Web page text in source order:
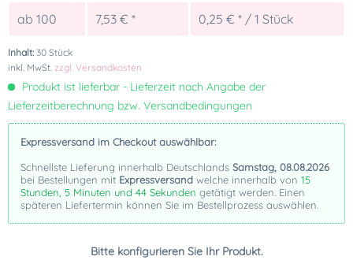
ab 100 7,53 € * 0,25 € * / 1 Stück
Inhalt: 30 Stück
inkl. MwSt. zzgl. Versandkosten
Produkt ist lieferbar - Lieferzeit nach Angabe der
Lieferzeitberechnung bzw. Versandbedingungen
Expressversand im Checkout auswählbar:
Schnellste Lieferung innerhalb Deutschlands Samstag, 08.08.2026
bei Bestellungen mit Expressversand welche innerhalb von 15
Stunden, 5 Minuten und 44 Sekunden getätigt werden. Einen
späteren Liefertermin können Sie im Bestellprozess auswählen.
Bitte konfigurieren Sie Ihr Produkt.